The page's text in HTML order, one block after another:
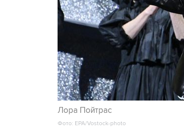
Лора Пойтрас
Фото: EPA/Vostock-photo